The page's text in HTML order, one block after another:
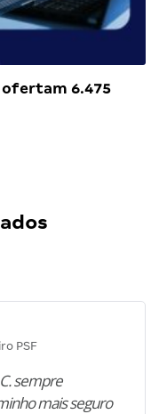
ofertam 6.475
PSF
sempre
mais seguro